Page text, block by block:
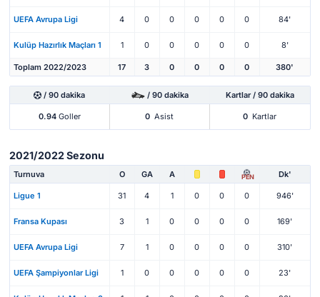
UEFA Avrupa Ligi 4 0 0 0 0 0 84'
Kulüp Hazırlık Maçları 1 1 0 0 0 0 0 8'
Toplam 2022/2023 17 3 0 0 0 0 380'
/ 90 dakika / 90 dakika Kartlar / 90 dakika
0.94Goller 0 Asist 0 Kartlar
2021/2022 Sezonu
Turnuva O GA A PEN Dk'
Ligue 1 31 4 1 0 0 0 946'
Fransa Kupası 3 1 0 0 0 0 169'
UEFA Avrupa Ligi 7 1 0 0 0 0 310'
UEFA Şampiyonlar Ligi 1 0 0 0 0 0 23'